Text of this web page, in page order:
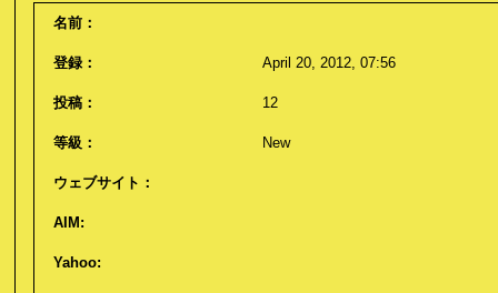
名前：
登録： April 20, 2012, 07:56
投稿： 12
等級： New
ウェブサイト：
AIM:
Yahoo: